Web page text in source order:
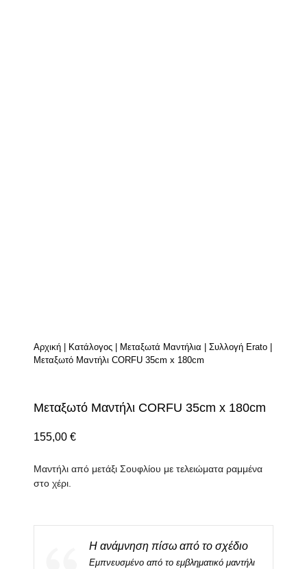
Αρχική Κατάλογος Μεταξωτά Μαντήλια Συλλογή Erato
Μεταξωτό Μαντήλι CORFU 35cm x 180cm
Μεταξωτό Μαντήλι CORFU 35cm x 180cm
155,00 €
Μαντήλι από μετάξι Σουφλίου με τελειώματα ραμμένα
στο χέρι.
Η ανάμνηση πίσω από το σχέδιο
Εμπνευσμένο από το εμβληματικό μαντήλι